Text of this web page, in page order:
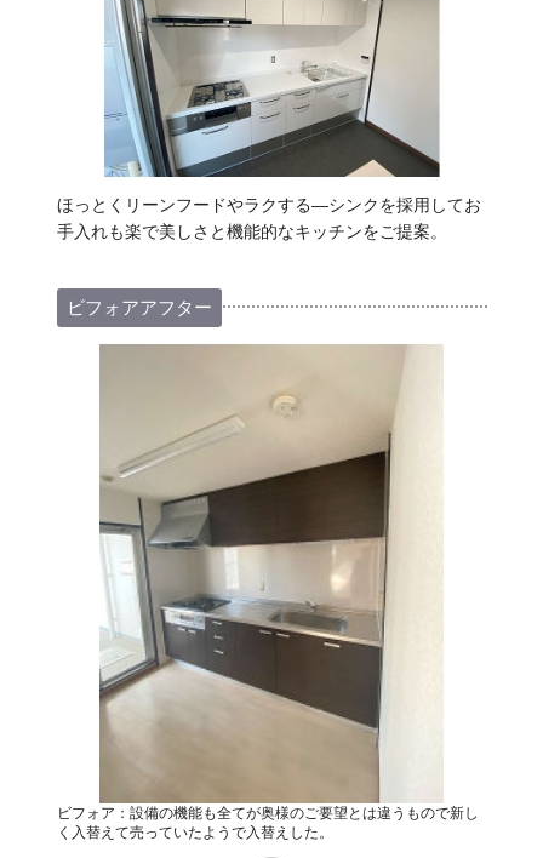
ほっとくリーンフードやラクする―シンクを採用してお
手入れも楽で美しさと機能的なキッチンをご提案。
ビフォアアフター
ビフォア：設備の機能も全てが奥様のご要望とは違うもので新し
く入替えて売っていたようで入替えした。